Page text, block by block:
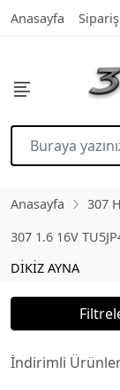
Anasayfa
Anasayfa
307
307 1.6 16V
DİKİZ AYNA
İndirimli